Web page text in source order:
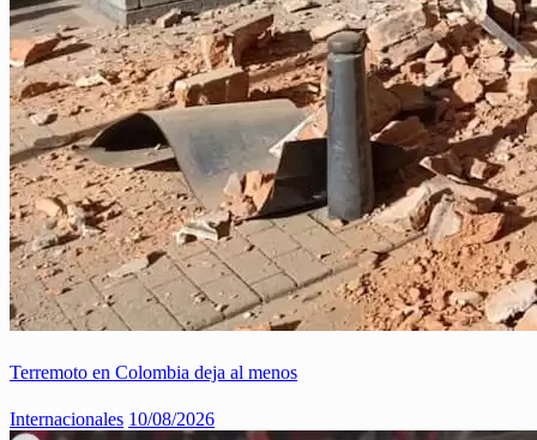
Terremoto en Colombia deja al menos
Internacionales 10/08/2026